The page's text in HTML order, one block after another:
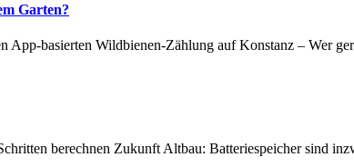
Garten?
App-basierten Wildbienen-Zählung auf Konstanz – Wer
berechnen Zukunft Altbau: Batteriespeicher sind